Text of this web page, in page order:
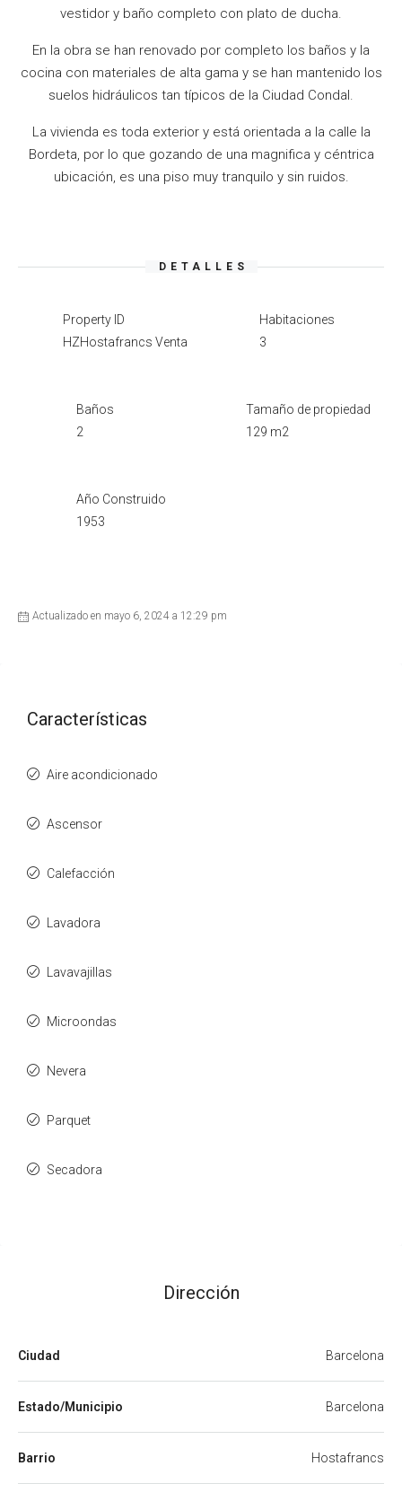
vestidor y baño completo con plato de ducha.
En la obra se han renovado por completo los baños y la
cocina con materiales de alta gama y se han mantenido los
suelos hidráulicos tan típicos de la Ciudad Condal.
La vivienda es toda exterior y está orientada a la calle la
Bordeta, por lo que gozando de una magnifica y céntrica
ubicación, es una piso muy tranquilo y sin ruidos.
DETALLES
Property ID
HZHostafrancs Venta
Habitaciones
3
Baños
2
Tamaño de propiedad
129 m2
Año Construido
1953
Actualizado en mayo 6, 2024 a 12:29 pm
Características
Aire acondicionado
Ascensor
Calefacción
Lavadora
Lavavajillas
Microondas
Nevera
Parquet
Secadora
Dirección
Ciudad Barcelona
Estado/Municipio Barcelona
Barrio Hostafrancs